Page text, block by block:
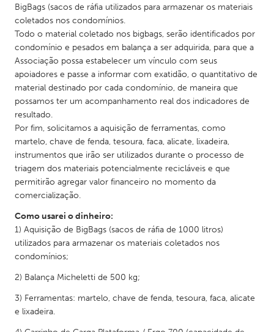
UNITED KINGDOM
Glasgow
UNITED STATES
Ann Arbor, MI
Austin, TX
Baltimore, MD
Boston, MA
Cass Clay
Chicago, IL
Cleveland, OH
Detroit, MI
Durham, NC
Gainesville, FL
Georgetown, MA
Ipswich, MA
Key West, FL
Los Angeles, CA
Miami, FL
Oahu, HI
Peekskill, NY
Philadelphia, PA
BigBags (sacos de ráfia utilizados para armazenar os materiais
coletados nos condomínios.
Todo o material coletado nos bigbags, serão identificados por
condomínio e pesados em balança a ser adquirida, para que a
Associação possa estabelecer um vínculo com seus
apoiadores e passe a informar com exatidão, o quantitativo de
material destinado por cada condomínio, de maneira que
possamos ter um acompanhamento real dos indicadores de
resultado.
Por fim, solicitamos a aquisição de ferramentas, como
martelo, chave de fenda, tesoura, faca, alicate, lixadeira,
instrumentos que irão ser utilizados durante o processo de
triagem dos materiais potencialmente recicláveis e que
permitirão agregar valor financeiro no momento da
comercialização.
Como usarei o dinheiro:
1) Aquisição de BigBags (sacos de ráfia de 1000 litros)
utilizados para armazenar os materiais coletados nos
condomínios;
2) Balança Micheletti de 500 kg;
3) Ferramentas: martelo, chave de fenda, tesoura, faca, alicate
e lixadeira.